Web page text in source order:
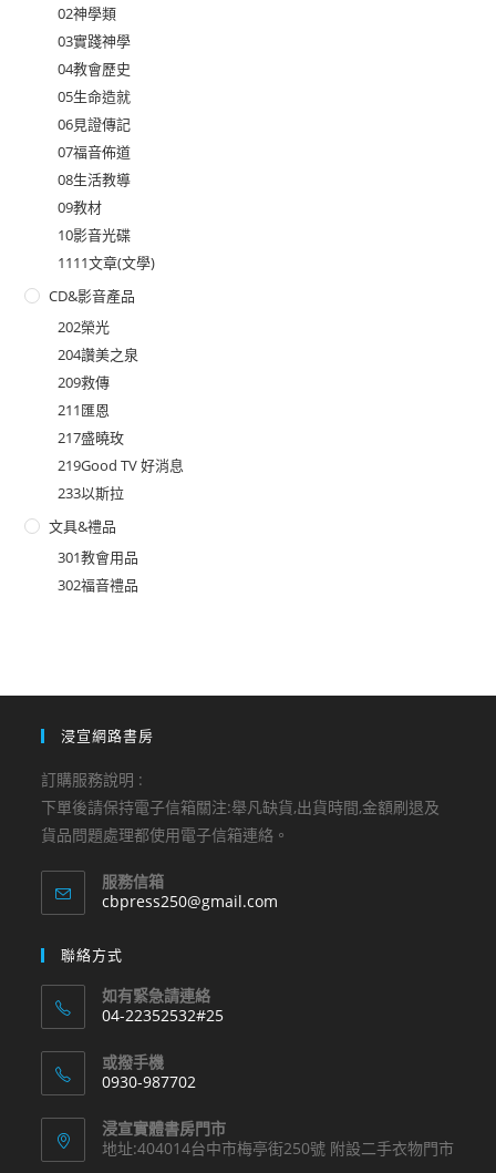
02神學類
03實踐神學
04教會歷史
05生命造就
06見證傳記
07福音佈道
08生活教導
09教材
10影音光碟
1111文章(文學)
CD&影音產品
202榮光
204讚美之泉
209救傳
211匯恩
217盛曉玫
219Good TV 好消息
233以斯拉
文具&禮品
301教會用品
302福音禮品
浸宣網路書房
訂購服務說明 :
下單後請保持電子信箱關注:舉凡缺貨,出貨時間,金額刷退及
貨品問題處理都使用電子信箱連絡。
服務信箱
cbpress250@gmail.com
聯絡方式
如有緊急請連絡
04-22352532#25
in
your
application
或撥手機
0930-987702
in
your
浸宣實體書房門市
地址:404014台中市梅亭街250號 附設二手衣物門市